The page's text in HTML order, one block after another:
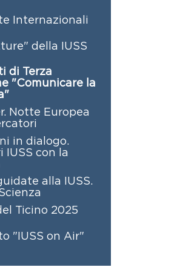
Internazionali
della IUSS
di Terza
"Comunicare la
Notte Europea
in dialogo.
IUSS con la
alla IUSS.
Ticino 2025
"IUSS on Air"